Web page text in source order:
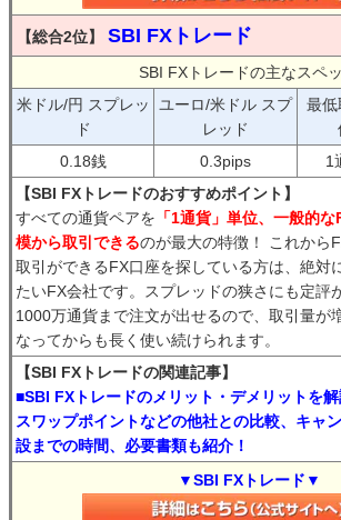
【総合2位】 SBI FXトレード
SBI FXトレードの主なスペ
米ドル/円 スプレッ
ド
ユーロ/米ドル スプ
レッド
最低
0.18銭 0.3pips 1
【SBI FXトレードのおすすめポイント】
すべての通貨ペアを 「1通貨」単位、一般的
模から取引できるのが最大の特徴！ これから
取引ができるFX口座を探している方は、絶対
たいFX会社です。スプレッドの狭さにも定評
1000万通貨まで注文が出せるので、取引量が
なってからも長く使い続けられます。
【SBI FXトレードの関連記事】
■SBI FXトレードのメリット・デメリットを解
スワップポイントなどの他社との比較、キャ
設までの時間、必要書類も紹介！
▼SBI FXトレード▼